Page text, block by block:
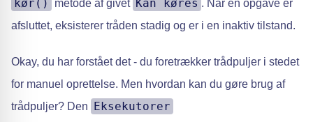
kør() metode af givet Kan køres . Når en opgave er
afsluttet, eksisterer tråden stadig og er i en inaktiv tilstand.
Okay, du har forstået det - du foretrækker trådpuljer i stedet
for manuel oprettelse. Men hvordan kan du gøre brug af
trådpuljer? Den Eksekutorer